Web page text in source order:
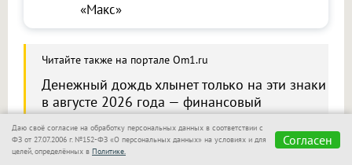
«Макс»
Читайте также на портале Om1.ru
Денежный дождь хлынет только на эти знаки
в августе 2026 года — финансовый
рунический гороскоп
Даю своё согласие на обработку персональных данных в соответствии с
ФЗ от 27.07.2006 г. №152-ФЗ «О персональных данных» на условиях и для
целей, определённых в Политике.
Согласен